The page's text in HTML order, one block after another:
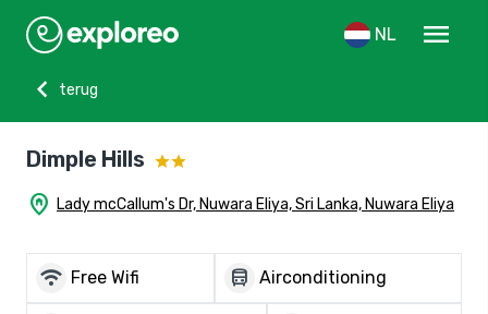
NL
menu
chevron_left
terug
Dimple Hills
home_pin Lady mcCallum's Dr, Nuwara Eliya, Sri Lanka, Nuwara Eliya
wifi Free Wifi directions_bus Airconditioning